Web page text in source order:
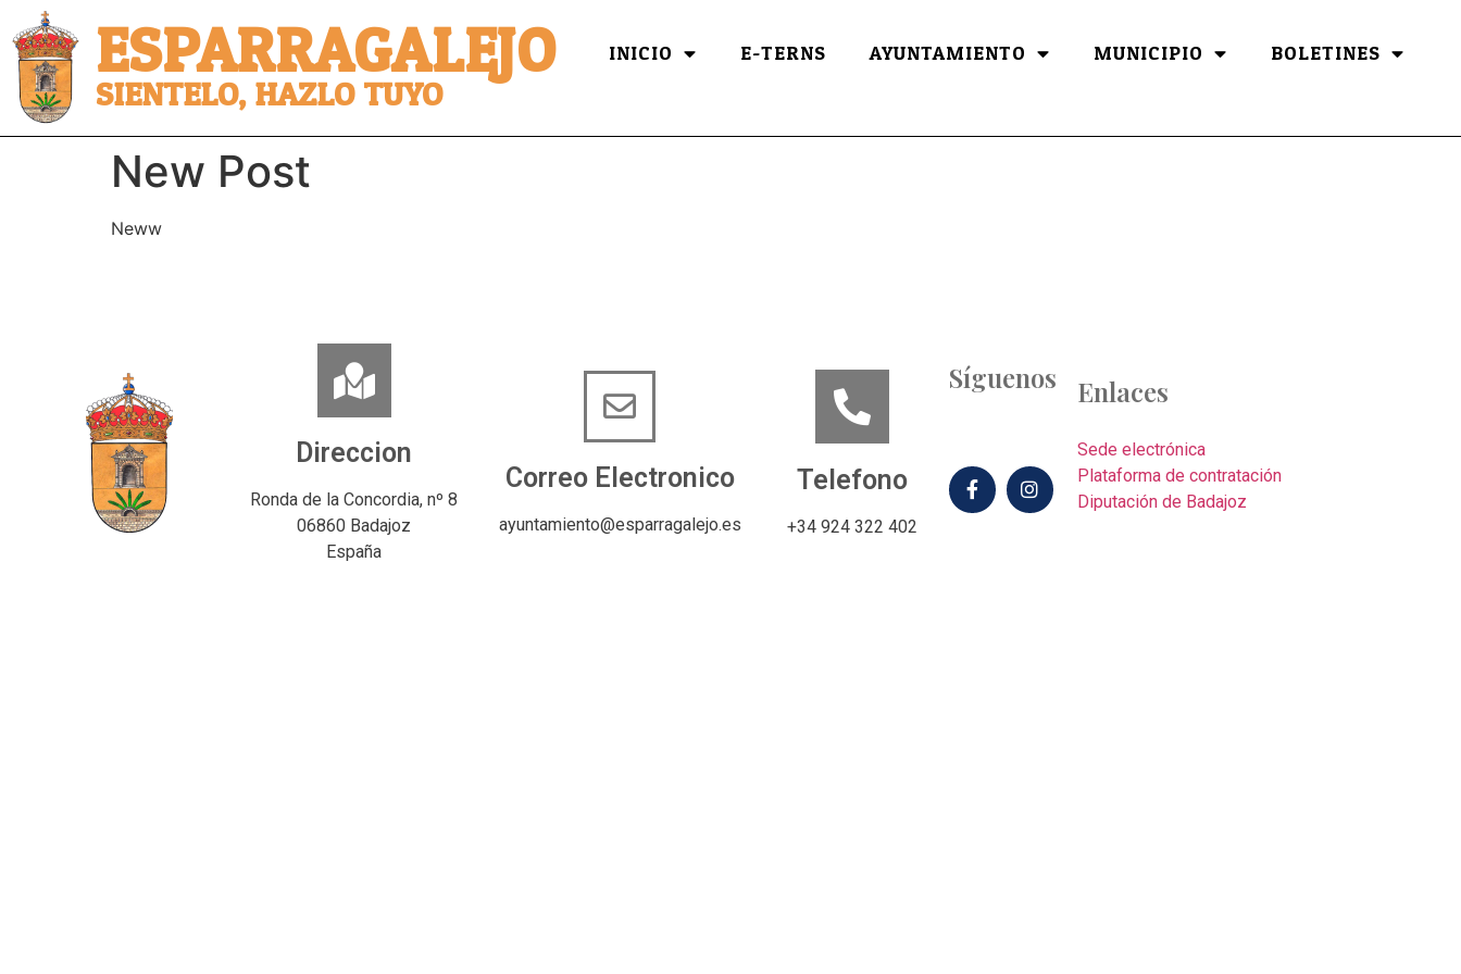
ESPARRAGALEJO
SIENTELO, HAZLO TUYO
INICIO E-TERNS AYUNTAMIENTO MUNICIPIO BOLETINES
New Post
Neww
Direccion
Ronda de la Concordia, nº 8
06860 Badajoz
España
Correo Electronico
ayuntamiento@esparragalejo.es
Telefono
+34 924 322 402
Síguenos Enlaces
Sede electrónica
Plataforma de contratación
Diputación de Badajoz